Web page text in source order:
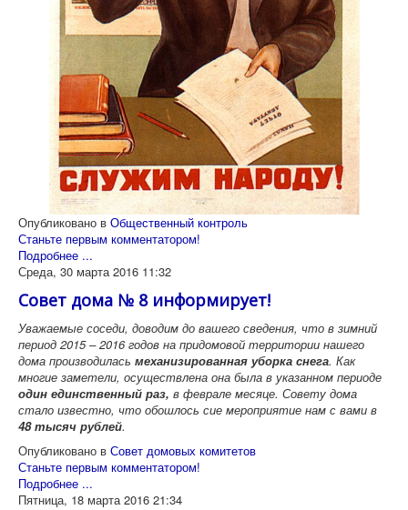
Опубликовано в Общественный контроль
Станьте первым комментатором!
Подробнее ...
Среда, 30 марта 2016 11:32
Совет дома № 8 информирует!
Уважаемые соседи, доводим до вашего сведения, что в зимний
период 2015 – 2016 годов на придомовой территории нашего
дома производилась механизированная уборка снега. Как
многие заметели, осуществлена она была в указанном периоде
один единственный раз, в феврале месяце. Совету дома
стало известно, что обошлось сие мероприятие нам с вами в
48 тысяч рублей.
Опубликовано в Совет домовых комитетов
Станьте первым комментатором!
Подробнее ...
Пятница, 18 марта 2016 21:34